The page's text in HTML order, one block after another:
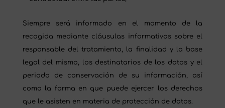
Siempre será informado en el momento de la
recogida mediante cláusulas informativas sobre el
responsable del tratamiento, la finalidad y la base
legal del mismo, los destinatarios de los datos y el
periodo de conservación de su información, así
como la forma en que puede ejercer los derechos
que le asisten en materia de protección de datos.